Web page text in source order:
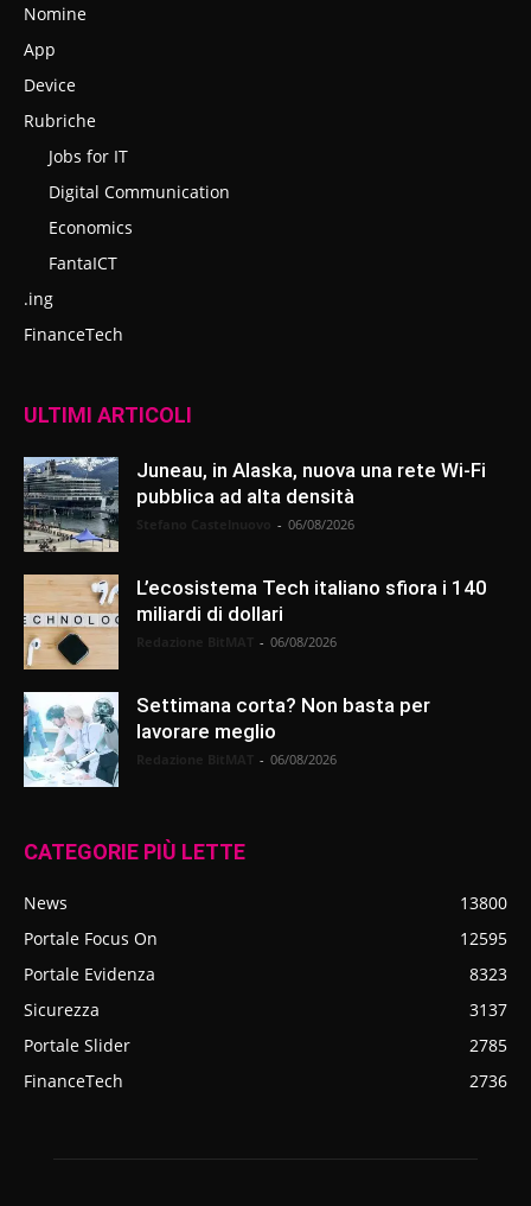
Nomine
App
Device
Rubriche
Jobs for IT
Digital Communication
Economics
FantaICT
.ing
FinanceTech
ULTIMI ARTICOLI
Juneau, in Alaska, nuova una rete Wi-Fi
pubblica ad alta densità
- 06/08/2026
L’ecosistema Tech italiano sfiora i 140
miliardi di dollari
- 06/08/2026
Settimana corta? Non basta per
lavorare meglio
- 06/08/2026
CATEGORIE PIÙ LETTE
News
13800
Portale Focus On
12595
Portale Evidenza
8323
Sicurezza
3137
Portale Slider
2785
FinanceTech
2736